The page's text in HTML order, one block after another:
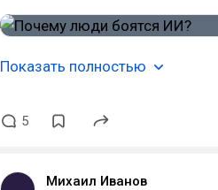
Показать полностью
5
Михаил Иванов